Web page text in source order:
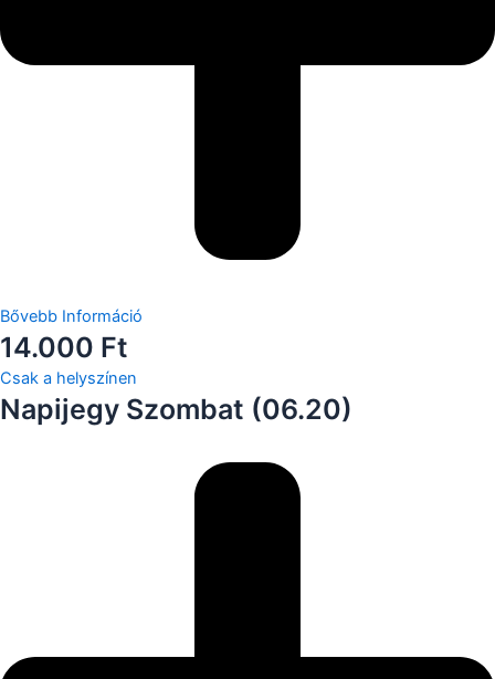
Bővebb Információ
14.000 Ft
Csak a helyszínen
Napijegy Szombat (06.20)